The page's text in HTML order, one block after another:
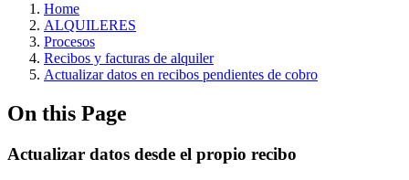
Home
ALQUILERES
Procesos
Recibos y facturas de alquiler
Actualizar datos en recibos pendientes de cobro
On this Page
Actualizar datos desde el propio recibo